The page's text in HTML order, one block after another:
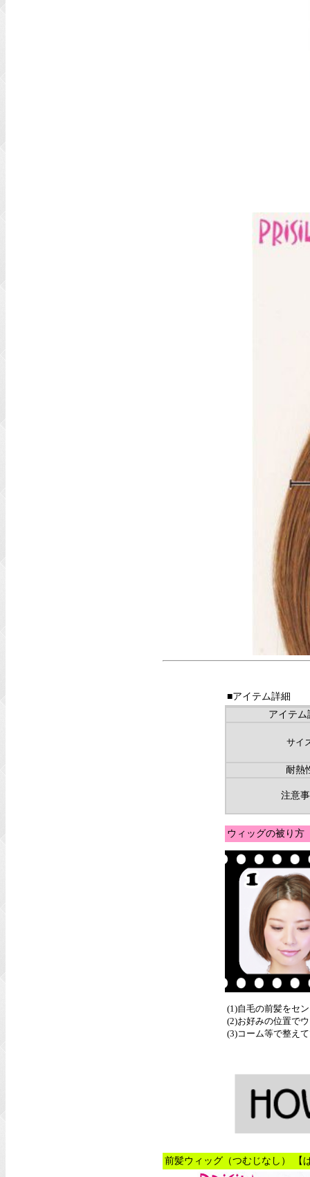
■アイテム詳細
アイテ
サイ
耐熱
注意
ウィッグの被り方
(1)自毛の前髪をセ
(2)お好みの位置で
(3)コーム等で整え
前髪ウィッグ（つむじなし） 【